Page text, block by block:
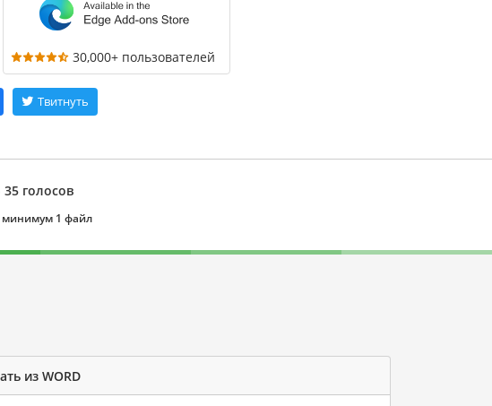
30,000+ пользователей
Твитнуть
35 голосов
минимум 1 файл
из WORD